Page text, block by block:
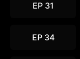
EP 31
EP 34